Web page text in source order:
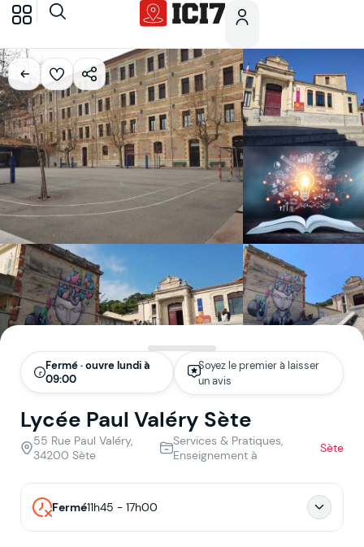
Fermé · ouvre lundi à
09:00
Soyez le premier à laisser
un avis
Lycée Paul Valéry Sète
55 Rue Paul Valéry,
34200 Sète
Services & Pratiques,
Enseignement à
Sète
Fermé11h45 - 17h00